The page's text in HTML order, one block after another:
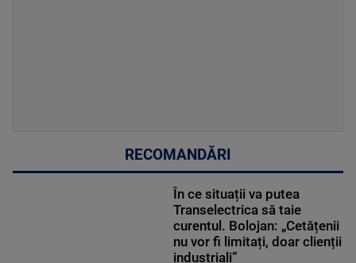
RECOMANDĂRI
În ce situații va putea
Transelectrica să taie
curentul. Bolojan: „Cetățenii
nu vor fi limitați, doar clienții
industriali”